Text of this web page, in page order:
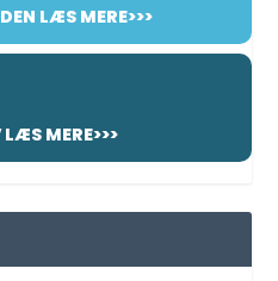
LÆS MERE>>>
MERE>>>